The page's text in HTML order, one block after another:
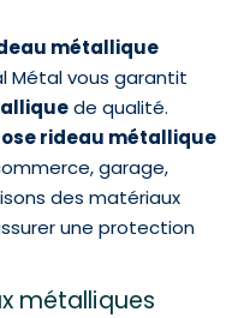
métallique
Métal vous garantit
de qualité.
rideau métallique
garage,
des matériaux
une protection
métalliques